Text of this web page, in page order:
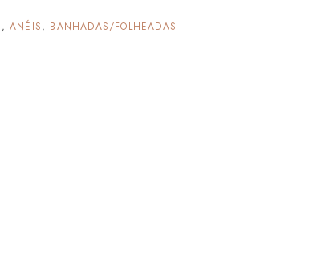
,ANÉIS, BANHADAS/FOLHEADAS